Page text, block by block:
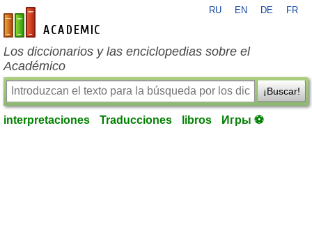
es-academic.com
RU EN DE FR
Los diccionarios y las enciclopedias sobre el
Académico
¡Buscar!
interpretaciones Traducciones libros Игры ⚽